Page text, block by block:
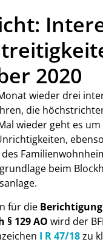
2020
wieder drei
die
wieder geht es
beim
für die
§ 129 AO wird der
I R 47/18zu